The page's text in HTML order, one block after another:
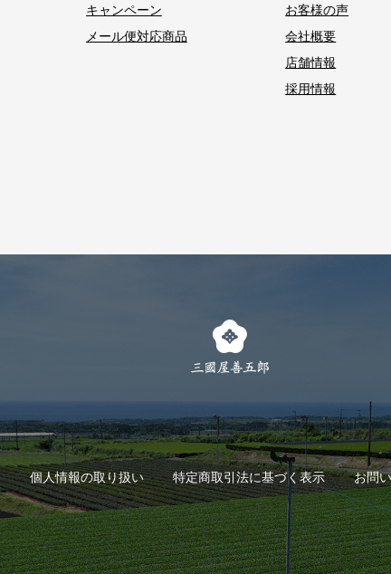
キャンペーン
メール便対応商品
お客様の声
会社概要
店舗情報
採用情報
個人情報の取り扱い 特定商取引法に基づく表示 お問